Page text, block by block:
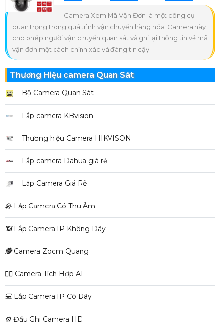
Camera Xem Mã Vận Đơn là một công cụ
quan trọng trong quá trình vận chuyển hàng hóa. Camera này
cho phép người vận chuyển quan sát và ghi lại thông tin về mã
vận đơn một cách chính xác và đáng tin cậy
Thương Hiệu camera Quan Sát
Bộ Camera Quan Sát
Lắp camera KBvision
Thương hiệu Camera HIKVISON
Lắp camera Dahua giá rẻ
Lắp Camera Giá Rẻ
️🎤️ Lắp Camera Có Thu Âm
📶 Lắp Camera IP Không Dây
🕵️Camera Zoom Quang
🧛‍♀️ Camera Tích Hợp AI
💻 Lắp Camera IP Có Dây
⚙️ Đầu Ghi Camera HD